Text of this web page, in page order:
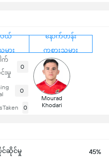
ယ်
မား
နောက်တန်း
ကစားသမား
က်
းမှု
0
0
0
Mourad
Khodari
င်ဆိုင်မှု 45%